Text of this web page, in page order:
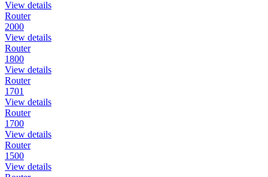
View details
Router
2000
View details
Router
1800
View details
Router
1701
View details
Router
1700
View details
Router
1500
View details